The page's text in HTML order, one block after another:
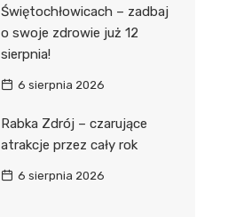
Świętochłowicach – zadbaj
o swoje zdrowie już 12
sierpnia!
6 sierpnia 2026
Rabka Zdrój – czarujące
atrakcje przez cały rok
6 sierpnia 2026